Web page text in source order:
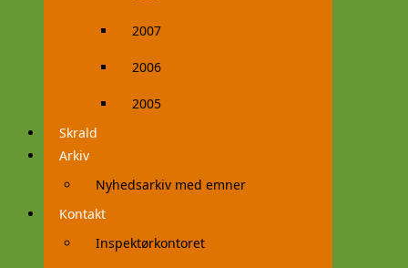
2007
2006
2005
Skrald
Arkiv
Nyhedsarkiv med emner
Kontakt
Inspektørkontoret